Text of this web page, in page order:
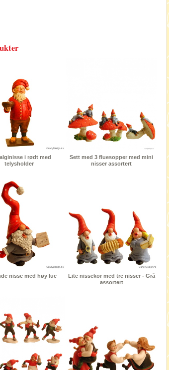
i rødt med
telysholder
Sett med 3 fluesopper med mini
nisser assortert
nisse med høy lue
Lite nissekor med tre nisser - Grå
assortert